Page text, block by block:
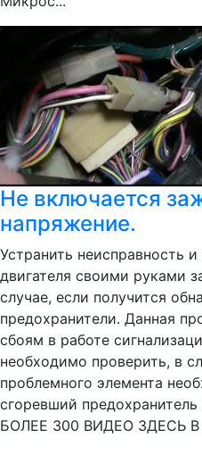
Не включается
напряжение.
Устранить неисправность
двигателя своими руками
случае, если получится
предохранители. Данная
сбоям в работе
необходимо проверить, в
проблемного элемента
сгоревший
БОЛЕЕ 300 ВИДЕО ЗДЕСЬ